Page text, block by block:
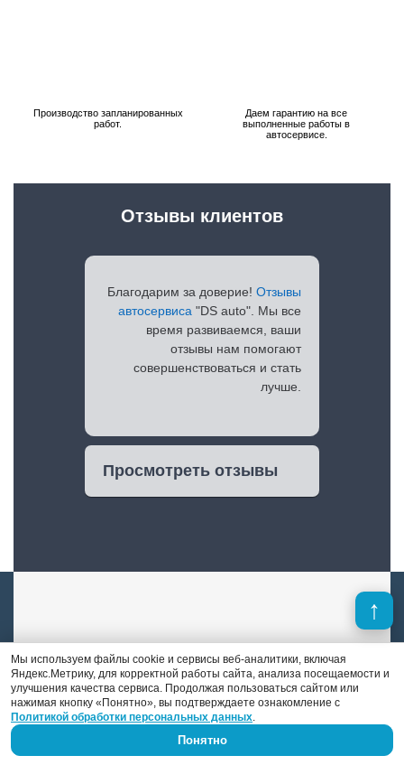
Производство запланированных
работ.
Даем гарантию на все
выполненные работы в
автосервисе.
Благодарим за доверие! Отзывы
автосервиса "DS auto". Мы все
время развиваемся, ваши
отзывы нам помогают
совершенствоваться и стать
лучше.
Просмотреть отзывы
Отзывы клиентов
Александр Иванов
Мастер шиномонтажа и специалист по
Мы используем файлы cookie и сервисы веб-аналитики, включая
Яндекс.Метрику, для корректной работы сайта, анализа посещаемости и
улучшения качества сервиса. Продолжая пользоваться сайтом или
нажимая кнопку «Понятно», вы подтверждаете ознакомление с
Политикой обработки персональных данных.
Понятно